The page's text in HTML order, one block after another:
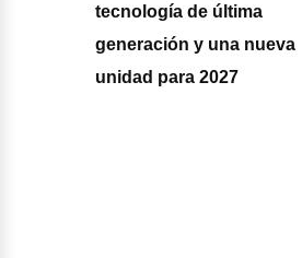
tecnología de última
generación y una nueva
unidad para 2027